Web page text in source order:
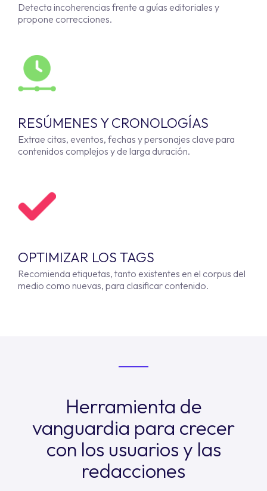
Detecta incoherencias frente a guías editoriales y
propone correcciones.
RESÚMENES Y CRONOLOGÍAS
Extrae citas, eventos, fechas y personajes clave para
contenidos complejos y de larga duración.
OPTIMIZAR LOS TAGS
Recomienda etiquetas, tanto existentes en el corpus del
medio como nuevas, para clasificar contenido.
Herramienta de
vanguardia para crecer
con los usuarios y las
redacciones